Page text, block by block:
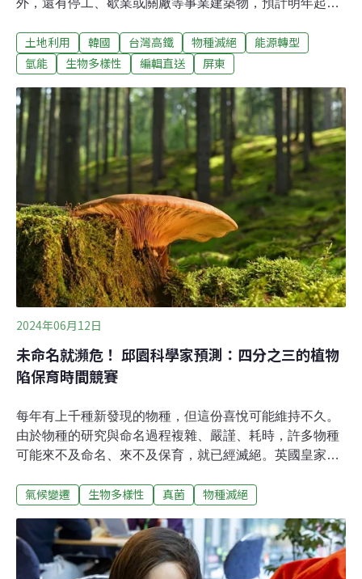
場還有石綿建築物。（中央社報導）中國籍鈺洲啟航輪擱
淺野柳 航港局防污抽5噸餘油中國籍船隻鈺洲啟航輪擱淺
油作業，順利抽出5噸餘油，預計29日進行第2次抽油作
業。（中央社報導）高鐵南延屏東路線說明會 鐵道局：採
對民眾衝擊最少方式
土地利用 韓國 台灣高鐵 物種滅絕
能源轉型
氫能
生物多樣性 編輯直送 屏東
2024年06月12日
未命名就瀕危！ 邱園科學家預測：四分之三的植物
陷保育時間競賽
每年有上千種新發現的物種，但這份喜悅可能維持不久。
由於物種的研究與命名過程複雜、嚴謹、耗時，許多物種
可能來不及命名、來不及保育，就已經滅絕。英國皇家植
出，全球超過90%的真菌及高達十萬種的維管束植物尚未
呼籲投注資源，並納入更多在地參與者，避免為時已晚。
與時間競賽：越慢發現 滅絕風險越高邱園是世界上現存最
古老的植物園之一，也是國際植物研究的重鎮。2023年
氣候變遷 生物多樣性 真菌 物種滅絕